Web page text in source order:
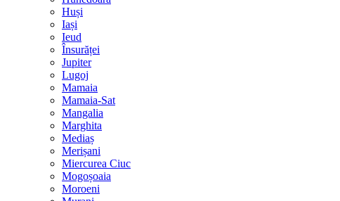
Huși
Iași
Ieud
Însurăței
Jupiter
Lugoj
Mamaia
Mamaia-Sat
Mangalia
Marghita
Mediaș
Merișani
Miercurea Ciuc
Mogoșoaia
Moroeni